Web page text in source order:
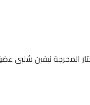
المخرجة نيفين شلبي